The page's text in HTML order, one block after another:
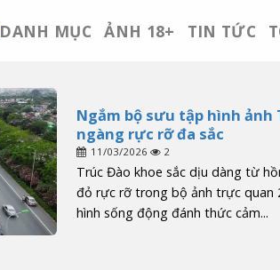
DANH MỤC ẢNH 18+ TIN TỨC
Ngắm bộ sưu tập hình ảnh
ngàng rực rỡ đa sắc
11/03/2026 2
Trúc Đào khoe sắc dịu dàng từ
đỏ rực rỡ trong bộ ảnh trực quan
hình sống động đánh thức cảm...